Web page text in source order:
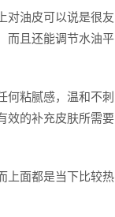
对油皮可以说是很友
而且还能调节水油平
何粘腻感，温和不刺
效的补充皮肤所需要
上面都是当下比较热